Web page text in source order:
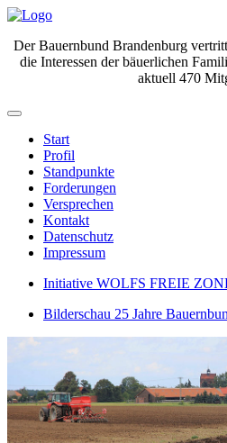
Der Bauernbund Brandenburg
die Interessen der bäuerlichen
aktuell 470
Start
Profil
Standpunkte
Forderungen
Versprechen
Kontakt
Datenschutz
Impressum
Initiative WOLFS FREIE
Bilderschau 25 Jahre